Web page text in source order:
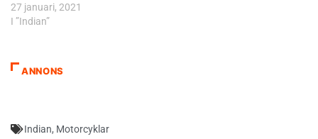
27 januari, 2021
I ”Indian”
ANNONS
Indian, Motorcyklar